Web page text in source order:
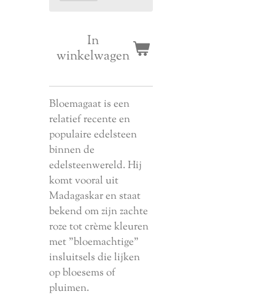
In
winkelwagen
Bloemagaat is een
relatief recente en
populaire edelsteen
binnen de
edelsteenwereld. Hij
komt vooral uit
Madagaskar en staat
bekend om zijn zachte
roze tot crème kleuren
met "bloemachtige"
insluitsels die lijken
op bloesems of
pluimen.